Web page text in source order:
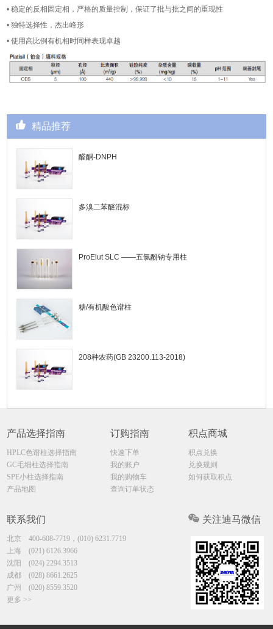
• 稳定的反相固定相，严格的质量控制，保证了批与批之间的重现性
• 独特选择性，杰出峰形
• 使用高比例有机相时同样表现卓越
精品推荐
醛酮-DNPH
多溴二苯醚混标
ProElut SLC ——五氯酚钠专用柱
糖/有机酸色谱柱
208种农药(GB 23200.113-2018)
产品选择指南
HPLC色谱柱选择指南
GC毛细柱选择指南
SPE小柱选择指南
产品地图
订购指南
快速下单
我的账户
我的购物车
查询订单状态
积点商城
积点兑换
兑换规则
如何获取积点
联系我们
北京400-608-7719，(010) 6231.7719
上海(021) 6126.3966
沈阳(024) 2294.3513
成都(028) 8661.2625
广州(020) 8559.3520
更多 >>
关注迪马微信